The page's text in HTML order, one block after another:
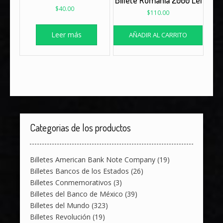
$40.00
Leer más
$110.00
AÑADIR AL CARRITO
Categorias de los productos
Billetes American Bank Note Company (19)
Billetes Bancos de los Estados (26)
Billetes Conmemorativos (3)
Billetes del Banco de México (39)
Billetes del Mundo (323)
Billetes Revolución (19)